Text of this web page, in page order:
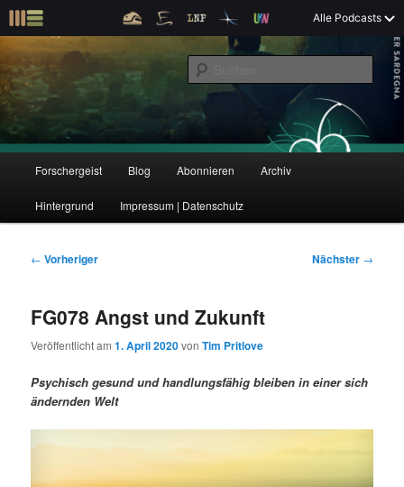
m
p
r
i
ä
Alle Podcasts
Forschergeist
Der Interview-Podcast zu Bildung und Forschung
u
e
p
Z
u
r
m
ä
r
Z
u
e
u
n
d
Forschergeist Blog Abonnieren Archiv
Hintergrund Impressum | Datenschutz
B
t
a
s
n
a
v
← Vorheriger Nächster →
FG078 Angst und Zukunft
Veröffentlicht am1. April 2020vonTim Pritlove
Psychisch gesund und handlungsfähig bleiben in einer sich
ändernden Welt